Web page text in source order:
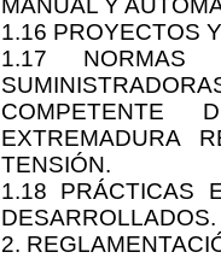
1.16 PROYECTOS
1.17 NORMAS
COMPETENTE
EXTREMADURA
TENSIÓN.
1.18 PRÁCTICAS
DESARROLLADOS.
2.